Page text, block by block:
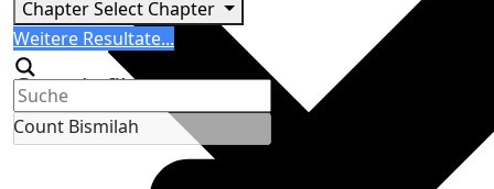
ChapterSelect Chapter
Search
Weitere Resultate...
Generic filters
Count Bismilah